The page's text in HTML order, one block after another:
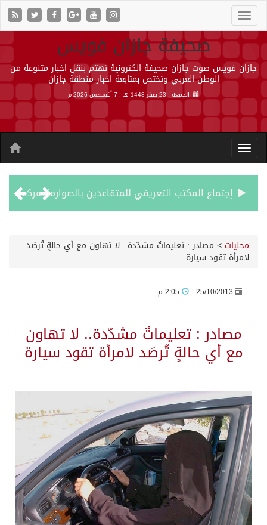
صحيفة جازان فويس
جازان فويس صوت جازان صحيفة الكترونية تهتم بنقل اخبار متنوعة من
الوطن العربي وتختص بمتابعة اخبار منطقة جازان
الجمعة , 23 صفر 1448 هـ , 7 أغسطس 2026 م
إجتماع المكتب التعريفي للمتقاعدين بالصوارمة-مركز الحكامية
«الصحة العالمية» تحذر: إيبولا يتسارع في الكونغو ويتجاوز قدرات الاستجابة
مركز “استدامة” بجازان يستعرض نظم وتقنيات الري الزراعية
أمير منطقة جازان يكرّم ثلاثة مواطنين لتبرعهم بأجزاء من أعضائهم
محليات > مصادر : تعليماتٌ مشدّدة.. لا تهاون مع أي حالةٍ تُرصَد
لامرأة تقود سيارة
25/10/2013
مصادر : تعليماتٌ مشدّدة.. لا تهاون
مع أي حالةٍ تُرصَد لامرأة تقود سيارة